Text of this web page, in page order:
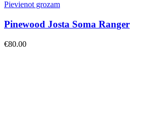
Pievienot grozam
Pinewood Josta Soma Ranger
€80.00